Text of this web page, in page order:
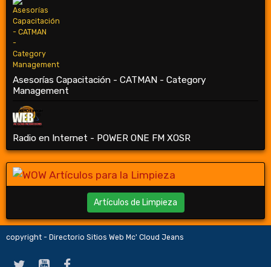
Asesorías Capacitación - CATMAN - Category
Management
Radio en Internet - POWER ONE FM XOSR
Artículos de Limpieza
copyright - Directorio Sitios Web Mc' Cloud Jeans